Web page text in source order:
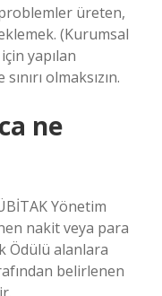
üreten,
(Kurumsal
yapılan
olmaksızın.
ne
Yönetim
nakit veya para
Ödülü alanlara
belirlenen